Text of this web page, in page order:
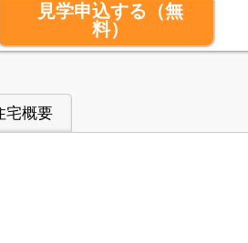
見学申込する （無
料）
宅概要